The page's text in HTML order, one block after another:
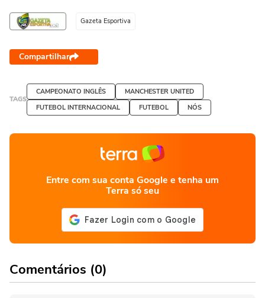
Gazeta Esportiva
Compartilhar
TAGS
CAMPEONATO INGLÊS
MANCHESTER UNITED
FUTEBOL INTERNACIONAL
FUTEBOL NÓS
Entre com sua conta Google e tenha um
Terra só seu
Comentários (0)